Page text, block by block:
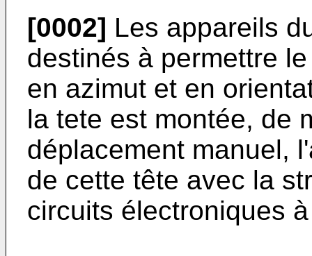
[0002] Les appareils
destinés à permettre
en azimut et en
la tete est montée, de
déplacement manuel,
de cette tête avec la
circuits électroniques